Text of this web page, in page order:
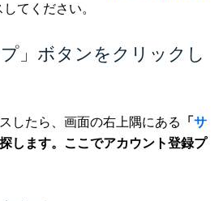
てください。
」ボタンをクリックし
したら、 画面の右上隅にある 「サ
します。ここでアカウント登録プ